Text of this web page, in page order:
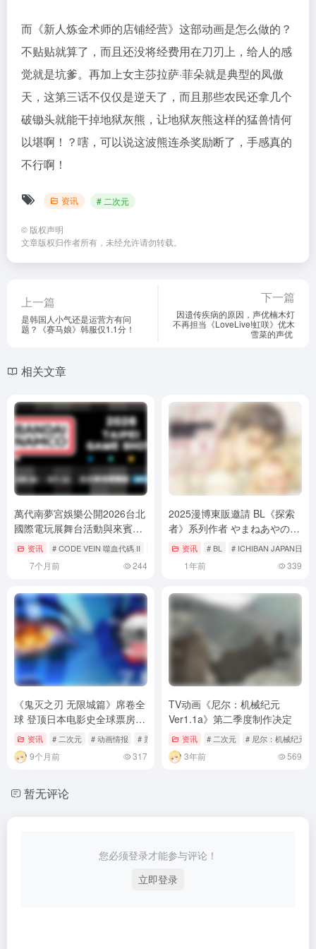
而《新人炼金术师的店铺经营》这部动画是怎么做的？
不贴贴就算了，而且还没将经费用在刀刃上，给人的感
觉就是坑爹。再加上女主莎拉萨·菲朵就是典型的凤傲
天，这第三话不仅仅是逆天了，而且那些农民还拿几个
破锄头就能干掉地狱灰熊，让地狱灰熊这样的猛兽情何
以堪啊！？嗐，可以说这波熊连杀奖励断了，手感真的
不行啊！
资讯 # 二次元
© 版权声明
文章版权归作者所有，未经允许请勿转载。
上一篇
是韩国人小气还是运营方有问
题？《赛马娘》韩服仅1.1分！
下一篇
因遗传疾病的原因，声优楠木灯
不再担当《LoveLive!虹咲》优木
雪菜的声优 ​​​
相关文章
萬代南夢宮娛樂公開2026台北
國際電玩展舞台活動與來賓陣
容！资讯 # CODE VEIN 噬血代碼 II # Nintendo Switch # Nintendo Switch 2
7个月前 244
2025漫博東販邀請 BL《探索
者》系列作者 やまねあやの
老師來台舉辦活動！
资讯 # BL # ICHIBAN JAPAN日本
1年前 339
《鬼灭之刃 无限城篇》席卷全
球 登顶日本电影史全球票房之
巅
资讯 # 二次元 # 动画情报 # 票房
9个月前 317
TV动画《尼尔：机械纪元
Ver1.1a》第二季度制作决定
资讯 # 二次元 # 尼尔：机械纪元
3年前 569
暂无评论
您必须登录才能参与评论！
立即登录